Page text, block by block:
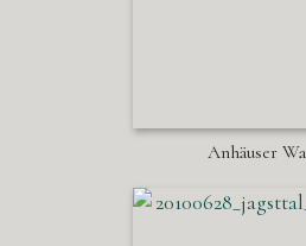
Anhäuser